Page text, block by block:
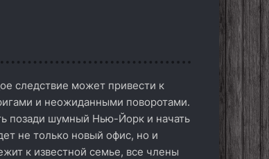
следствие может привести к
и неожиданными поворотами.
позади шумный Нью-Йорк и начать
не только новый офис, но и
к известной семье, все члены